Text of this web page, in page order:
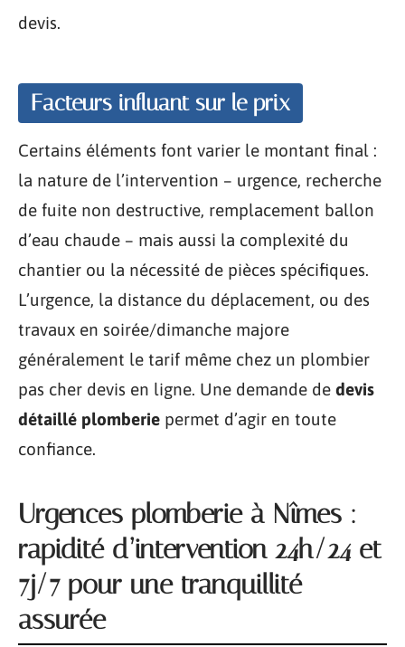
devis.
Facteurs influant sur le prix
Certains éléments font varier le montant final :
la nature de l’intervention – urgence, recherche
de fuite non destructive, remplacement ballon
d’eau chaude – mais aussi la complexité du
chantier ou la nécessité de pièces spécifiques.
L’urgence, la distance du déplacement, ou des
travaux en soirée/dimanche majore
généralement le tarif même chez un plombier
pas cher devis en ligne. Une demande de devis
détaillé plomberie permet d’agir en toute
confiance.
Urgences plomberie à Nîmes :
rapidité d’intervention 24h/24 et
7j/7 pour une tranquillité
assurée